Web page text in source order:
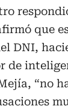
que
DNI,
de
“no